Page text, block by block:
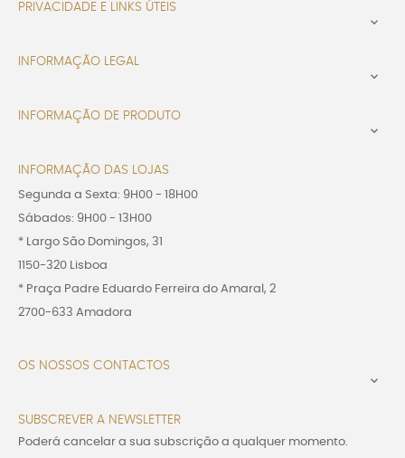
PRIVACIDADE E LINKS ÚTEIS

INFORMAÇÃO LEGAL

INFORMAÇÃO DE PRODUTO

INFORMAÇÃO DAS LOJAS
Segunda a Sexta: 9H00 - 18H00
Sábados: 9H00 - 13H00
* Largo São Domingos, 31
1150-320 Lisboa
* Praça Padre Eduardo Ferreira do Amaral, 2
2700-633 Amadora
OS NOSSOS CONTACTOS

SUBSCREVER A NEWSLETTER
Poderá cancelar a sua subscrição a qualquer momento.